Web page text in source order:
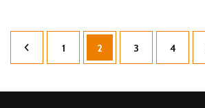
Paginação
de
Página
1 Página
2 Página
3 Página
4